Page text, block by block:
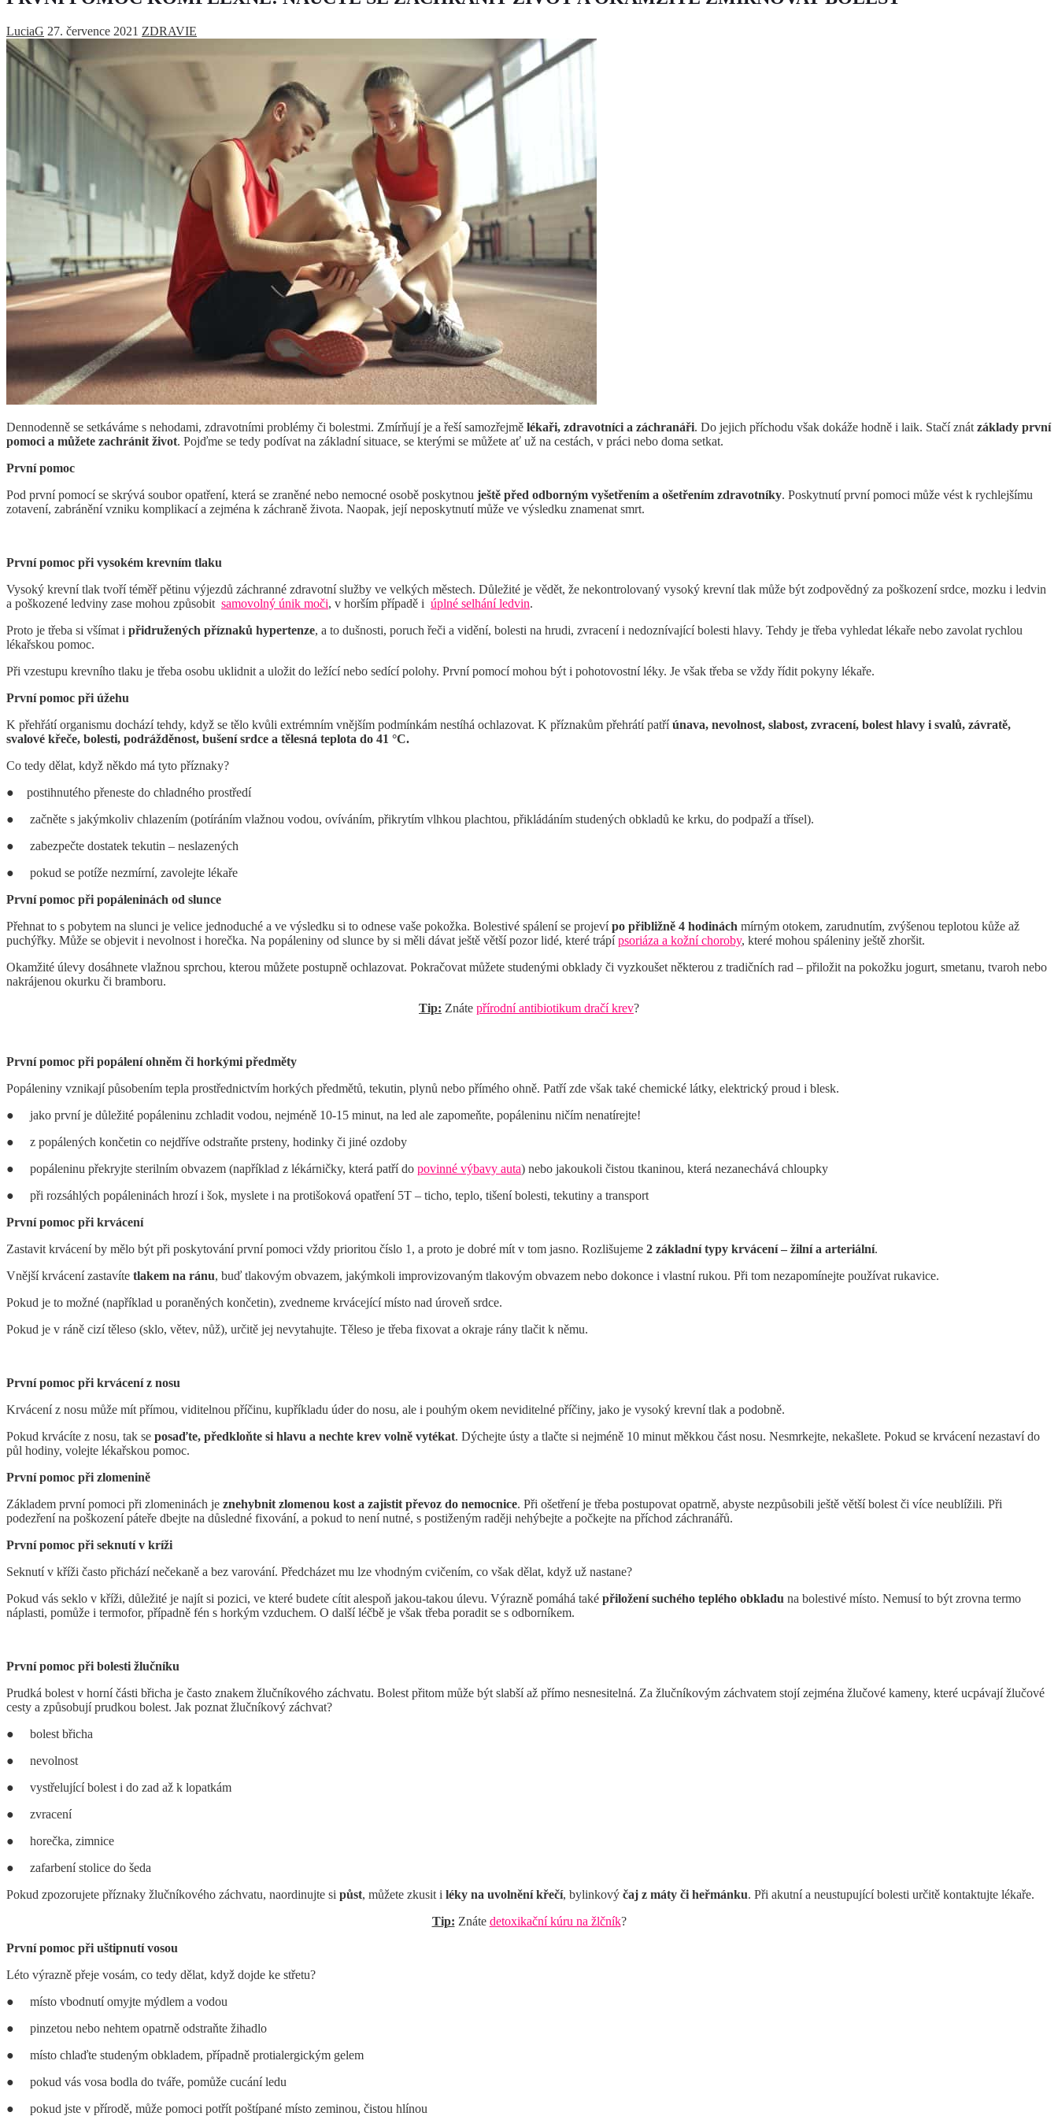
LuciaG 27. července 2021 ZDRAVIE
Dennodenně se setkáváme s nehodami, zdravotními problémy či bolestmi. Zmírňují je a řeší samozřejmě lékaři, zdravotníci a záchranáři. Do jejich příchodu však dokáže hodně i laik. Stačí znát základy první
pomoci a můžete zachránit život. Pojďme se tedy podívat na základní situace, se kterými se můžete ať už na cestách, v práci nebo doma setkat.
První pomoc
Pod první pomocí se skrývá soubor opatření, která se zraněné nebo nemocné osobě poskytnou ještě před odborným vyšetřením a ošetřením zdravotníky. Poskytnutí první pomoci může vést k rychlejšímu
zotavení, zabránění vzniku komplikací a zejména k záchraně života. Naopak, její neposkytnutí může ve výsledku znamenat smrt.
První pomoc při vysokém krevním tlaku
Vysoký krevní tlak tvoří téměř pětinu výjezdů záchranné zdravotní služby ve velkých městech. Důležité je vědět, že nekontrolovaný vysoký krevní tlak může být zodpovědný za poškození srdce, mozku i ledvin
a poškozené ledviny zase mohou způsobit samovolný únik moči, v horším případě i úplné selhání ledvin.
Proto je třeba si všímat i přidružených příznaků hypertenze, a to dušnosti, poruch řeči a vidění, bolesti na hrudi, zvracení i nedoznívající bolesti hlavy. Tehdy je třeba vyhledat lékaře nebo zavolat rychlou
lékařskou pomoc.
Při vzestupu krevního tlaku je třeba osobu uklidnit a uložit do ležící nebo sedící polohy. První pomocí mohou být i pohotovostní léky. Je však třeba se vždy řídit pokyny lékaře.
První pomoc při úžehu
K přehřátí organismu dochází tehdy, když se tělo kvůli extrémním vnějším podmínkám nestíhá ochlazovat. K příznakům přehrátí patříúnava, nevolnost, slabost, zvracení, bolest hlavy i svalů, závratě,
svalové křeče, bolesti, podrážděnost, bušení srdce a tělesná teplota do 41 °C.
Co tedy dělat, když někdo má tyto příznaky?
● postihnutého přeneste do chladného prostředí
● začněte s jakýmkoliv chlazením (potíráním vlažnou vodou, ovíváním, přikrytím vlhkou plachtou, přikládáním studených obkladů ke krku, do podpaží a třísel).
● zabezpečte dostatek tekutin – neslazených
● pokud se potíže nezmírní, zavolejte lékaře
První pomoc při popáleninách od slunce
Přehnat to s pobytem na slunci je velice jednoduché a ve výsledku si to odnese vaše pokožka. Bolestivé spálení se projevípo přibližně 4 hodinách mírným otokem, zarudnutím, zvýšenou teplotou kůže až
puchýřky. Může se objevit i nevolnost i horečka. Na popáleniny od slunce by si měli dávat ještě větší pozor lidé, které trápípsoriáza a kožní choroby, které mohou spáleniny ještě zhoršit.
Okamžité úlevy dosáhnete vlažnou sprchou, kterou můžete postupně ochlazovat. Pokračovat můžete studenými obklady či vyzkoušet některou z tradičních rad – přiložit na pokožku jogurt, smetanu, tvaroh nebo
nakrájenou okurku či bramboru.
Tip: Znáte přírodní antibiotikum dračí krev?
První pomoc při popálení ohněm či horkými předměty
Popáleniny vznikají působením tepla prostřednictvím horkých předmětů, tekutin, plynů nebo přímého ohně. Patří zde však také chemické látky, elektrický proud i blesk.
● jako první je důležité popáleninu zchladit vodou, nejméně 10-15 minut, na led ale zapomeňte, popáleninu ničím nenatírejte!
● z popálených končetin co nejdříve odstraňte prsteny, hodinky či jiné ozdoby
● popáleninu překryjte sterilním obvazem (například z lékárničky, která patří do povinné výbavy auta) nebo jakoukoli čistou tkaninou, která nezanechává chloupky
● při rozsáhlých popáleninách hrozí i šok, myslete i na protišoková opatření 5T – ticho, teplo, tišení bolesti, tekutiny a transport
První pomoc při krvácení
Zastavit krvácení by mělo být při poskytování první pomoci vždy prioritou číslo 1, a proto je dobré mít v tom jasno. Rozlišujeme 2 základní typy krvácení – žilní a arteriální.
Vnější krvácení zastavíte tlakem na ránu, buď tlakovým obvazem, jakýmkoli improvizovaným tlakovým obvazem nebo dokonce i vlastní rukou. Při tom nezapomínejte používat rukavice.
Pokud je to možné (například u poraněných končetin), zvedneme krvácející místo nad úroveň srdce.
Pokud je v ráně cizí těleso (sklo, větev, nůž), určitě jej nevytahujte. Těleso je třeba fixovat a okraje rány tlačit k němu.
První pomoc při krvácení z nosu
Krvácení z nosu může mít přímou, viditelnou příčinu, kupříkladu úder do nosu, ale i pouhým okem neviditelné příčiny, jako je vysoký krevní tlak a podobně.
Pokud krvácíte z nosu, tak se posaďte, předkloňte si hlavu a nechte krev volně vytékat. Dýchejte ústy a tlačte si nejméně 10 minut měkkou část nosu. Nesmrkejte, nekašlete. Pokud se krvácení nezastaví do
půl hodiny, volejte lékařskou pomoc.
První pomoc při zlomenině
Základem první pomoci při zlomeninách je znehybnit zlomenou kost a zajistit převoz do nemocnice. Při ošetření je třeba postupovat opatrně, abyste nezpůsobili ještě větší bolest či více neublížili. Při
podezření na poškození páteře dbejte na důsledné fixování, a pokud to není nutné, s postiženým raději nehýbejte a počkejte na příchod záchranářů.
První pomoc při seknutí v kríži
Seknutí v kříži často přichází nečekaně a bez varování. Předcházet mu lze vhodným cvičením, co však dělat, když už nastane?
Pokud vás seklo v kříži, důležité je najít si pozici, ve které budete cítit alespoň jakou-takou úlevu. Výrazně pomáhá také přiložení suchého teplého obkladu na bolestivé místo. Nemusí to být zrovna termo
náplasti, pomůže i termofor, případně fén s horkým vzduchem. O další léčbě je však třeba poradit se s odborníkem.
První pomoc při bolesti žlučníku
Prudká bolest v horní části břicha je často znakem žlučníkového záchvatu. Bolest přitom může být slabší až přímo nesnesitelná. Za žlučníkovým záchvatem stojí zejména žlučové kameny, které ucpávají žlučové
cesty a způsobují prudkou bolest. Jak poznat žlučníkový záchvat?
● bolest břicha
● nevolnost
● vystřelující bolest i do zad až k lopatkám
● zvracení
● horečka, zimnice
● zafarbení stolice do šeda
Pokud zpozorujete příznaky žlučníkového záchvatu, naordinujte si půst, můžete zkusit i léky na uvolnění křečí, bylinkový čaj z máty či heřmánku. Při akutní a neustupující bolesti určitě kontaktujte lékaře.
Tip: Znáte detoxikační kúru na žlčník?
První pomoc při uštipnutí vosou
Léto výrazně přeje vosám, co tedy dělat, když dojde ke střetu?
● místo vbodnutí omyjte mýdlem a vodou
● pinzetou nebo nehtem opatrně odstraňte žihadlo
● místo chlaďte studeným obkladem, případně protialergickým gelem
● pokud vás vosa bodla do tváře, pomůže cucání ledu
● pokud jste v přírodě, může pomoci potřít poštípané místo zeminou, čistou hlínou